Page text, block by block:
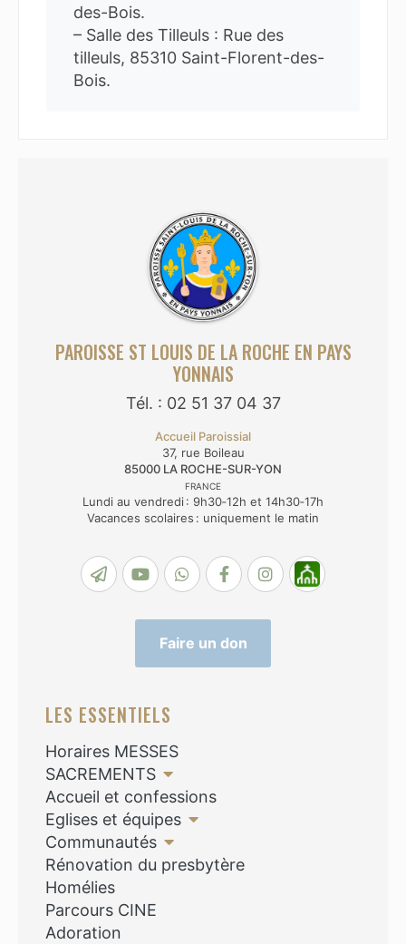
PAROISSE ST LOUIS DE LA ROCHE EN PAYS
YONNAIS
Tél. : 02 51 37 04 37
Accueil Paroissial
37, rue Boileau
85000 LA ROCHE-SUR-YON
FRANCE
Lundi au vendredi : 9h30‑12h et 14h30‑17h
Vacances scolaires : uniquement le matin
Faire un don
LES ESSENTIELS
Horaires MESSES
SACREMENTS
Accueil et confessions
Eglises et équipes
Communautés
Rénovation du presbytère
Homélies
Parcours CINE
Adoration
des-Bois.
– Salle des Tilleuls : Rue des
tilleuls, 85310 Saint-Florent-des-
Bois.